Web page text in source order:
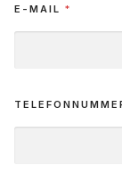
E-MAIL *